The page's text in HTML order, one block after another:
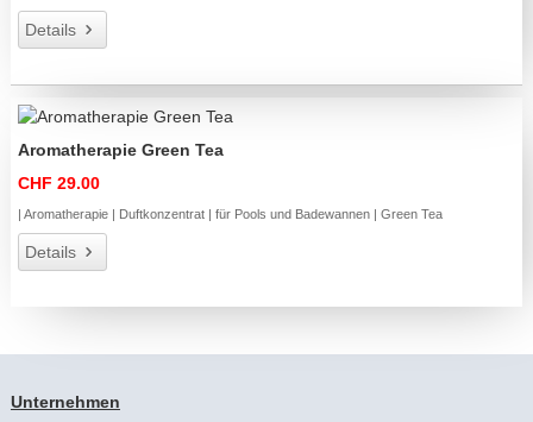
Details
Aromatherapie Green Tea
CHF 29.00
| Aromatherapie | Duftkonzentrat | für Pools und Badewannen | Green Tea
Details
Unternehmen